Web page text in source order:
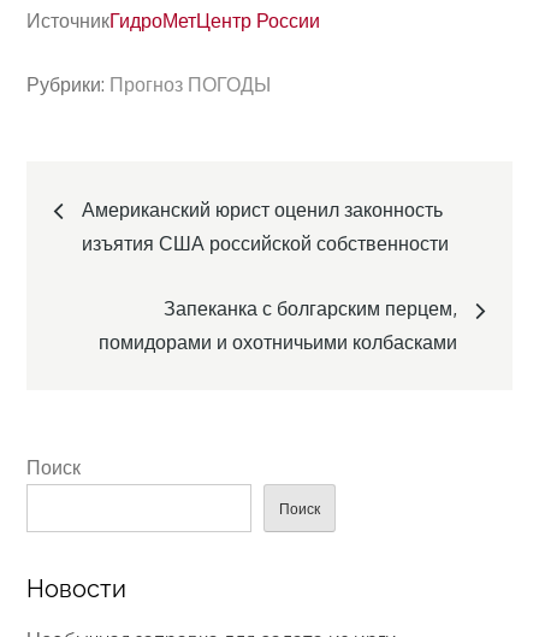
ИсточникГидроМетЦентр России
Рубрики: Прогноз ПОГОДЫ
Навигация
по
записям
Американский юрист оценил законность
изъятия США российской собственности
Запеканка с болгарским перцем,
помидорами и охотничьими колбасками
Поиск
Поиск
Новости